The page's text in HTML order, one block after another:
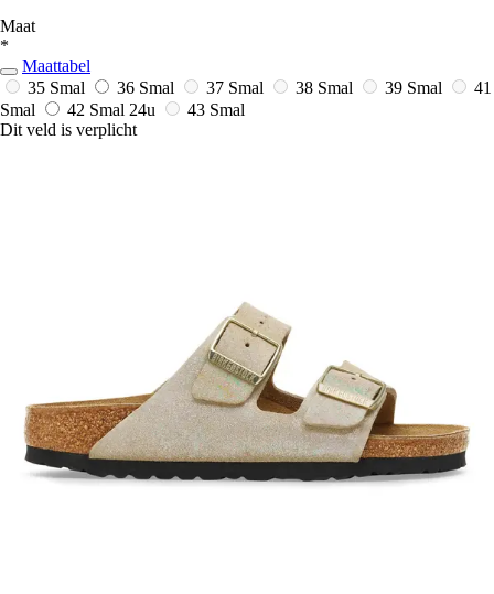
Maat
*
Maattabel
35 Smal
36 Smal 37 Smal 38 Smal 39 Smal
41
Smal
42 Smal 24u
43 Smal
Dit veld is verplicht